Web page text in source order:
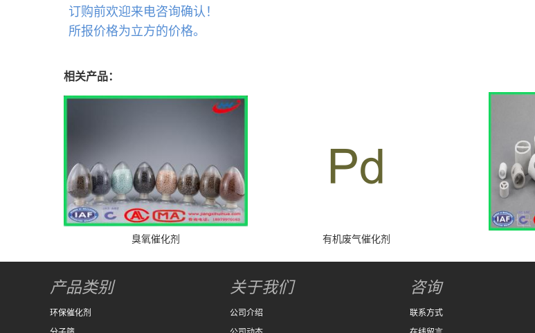
订购前欢迎来电咨询确认！
所报价格为立方的价格。
相关产品：
臭氧催化剂 有机废气催化剂
产品类别
环保催化剂
关于我们
公司介绍
咨询
联系方式